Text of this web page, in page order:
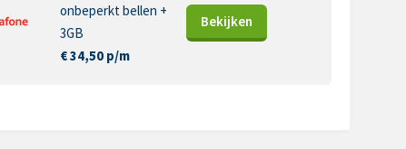
onbeperkt bellen +
3GB
€ 34,50 p/m
Bekijken